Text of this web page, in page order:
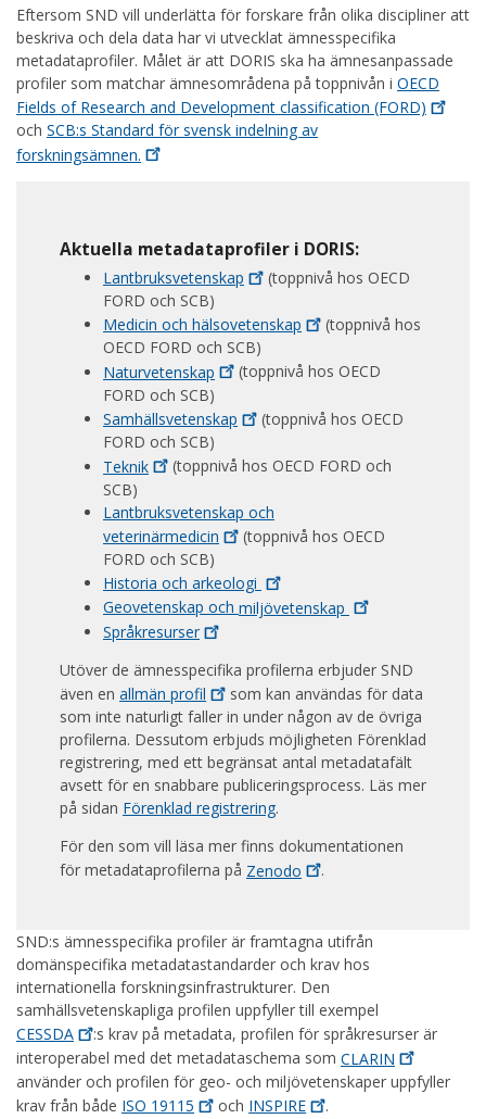
Eftersom SND vill underlätta för forskare från olika discipliner att
beskriva och dela data har vi utvecklat ämnesspecifika
metadataprofiler. Målet är att DORIS ska ha ämnesanpassade
profiler som matchar ämnesområdena på toppnivån i OECD
Fields of Research and Development classification (FORD)
och SCB:s Standard för svensk indelning av
forskningsämnen.
Aktuella metadataprofiler i DORIS:
Lantbruksvetenskap
(toppnivå hos OECD
FORD och SCB)
Medicin och hälsovetenskap
(toppnivå hos
OECD FORD och SCB)
Naturvetenskap
(toppnivå hos OECD
FORD och SCB)
Samhällsvetenskap
(toppnivå hos OECD
FORD och SCB)
Teknik
(toppnivå hos OECD FORD och
SCB)
Lantbruksvetenskap och
veterinärmedicin
(toppnivå hos OECD
FORD och SCB)
Historia och arkeologi
Geovetenskap och miljövetenskap
Språkresurser
Utöver de ämnesspecifika profilerna erbjuder SND
även en allmän profil
som kan användas för data
som inte naturligt faller in under någon av de övriga
profilerna. Dessutom erbjuds möjligheten Förenklad
registrering, med ett begränsat antal metadatafält
avsett för en snabbare publiceringsprocess. Läs mer
på sidan Förenklad registrering.
För den som vill läsa mer finns dokumentationen
för metadataprofilerna på Zenodo .
SND:s ämnesspecifika profiler är framtagna utifrån
domänspecifika metadatastandarder och krav hos
internationella forskningsinfrastrukturer. Den
samhällsvetenskapliga profilen uppfyller till exempel
CESSDA
:s krav på metadata, profilen för språkresurser är
interoperabel med det metadataschema som CLARIN
använder och profilen för geo- och miljövetenskaper uppfyller
krav från både ISO 19115 och INSPIRE .